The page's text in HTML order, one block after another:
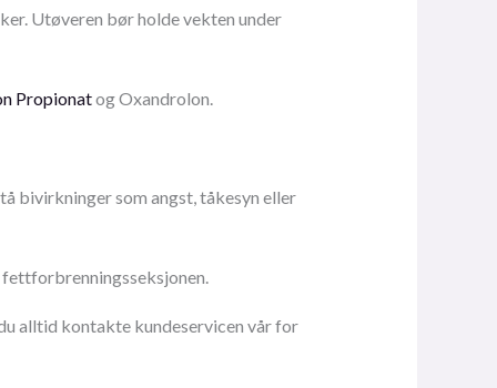
Utøveren bør holde vekten under
Propionatog Oxandrolon.
bivirkninger som angst, tåkesyn eller
alltid kontakte kundeservicen vår for